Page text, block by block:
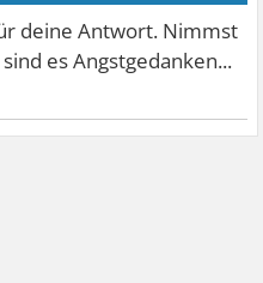
deine Antwort. Nimmst
es Angstgedanken...